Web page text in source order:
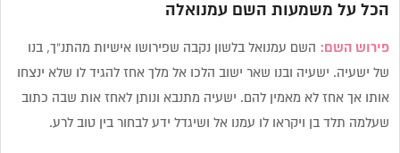
הכל על משמעות השם עמנואלה
פירוש השם: השם עמנואל בלשון נקבה שפירושו אישיות מהתנ”ך, בנו
של ישעיה. ישעיה ובנו שאר ישוב הלכו אל מלך אחז להגיד לו שלא ינצחו
אותו אך אחז לא מאמין להם. ישעיה מתנבא ונותן לאחז אות שבה כתוב
שעלמה תלד בן ויקראו לו עמנו אל ושיגדל ידע לבחור בין טוב לרע.